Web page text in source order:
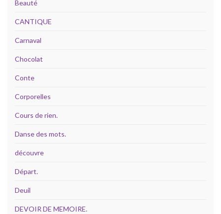
Beauté
CANTIQUE
Carnaval
Chocolat
Conte
Corporelles
Cours de rien.
Danse des mots.
découvre
Départ.
Deuil
DEVOIR DE MEMOIRE.